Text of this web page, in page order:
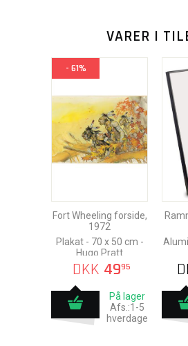
VARER I
- 61%
Fort Wheeling forside,
1972
Plakat - 70 x 50 cm -
Hugo Pratt
DKK 4995
På lager
Afs.:1-5
hverdage